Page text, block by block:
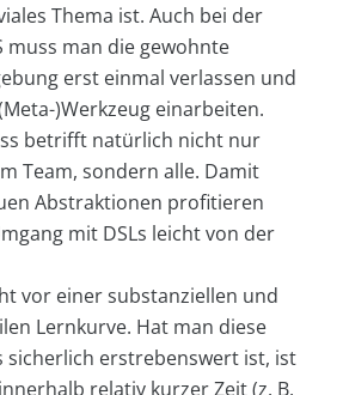
Thema ist. Auch bei der
muss man die gewohnte
erst einmal verlassen und
)Werkzeug einarbeiten.
betrifft natürlich nicht nur
Team, sondern alle. Damit
Abstraktionen profitieren
mit DSLs leicht von der
vor einer substanziellen und
Lernkurve. Hat man diese
sicherlich erstrebenswert ist, ist
relativ kurzer Zeit (z. B.